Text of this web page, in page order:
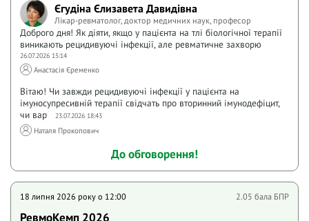
Єгудіна Єлизавета Давидівна
Лікар-ревматолог, доктор медичних наук, професор
Доброго дня! Як діяти, якщо у пацієнта на тлі біологічної терапії
виникають рецидивуючі інфекції, але ревматичне захворю
26.07.2026 15:14
Анастасія Єременко
Вітаю! Чи завжди рецидивуючі інфекції у пацієнта на
імуносупресивній терапії свідчать про вторинний імунодефіцит,
чи вар
23.07.2026 18:43
Наталя Прокопович
До обговорення!
18 липня 2026 року o 12:00 2.05 бала БПР
РевмоКемп 2026